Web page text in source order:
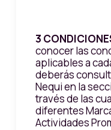
3
conocer las
aplicables a
deberás
Nequi en la
través de las
diferentes
Actividades